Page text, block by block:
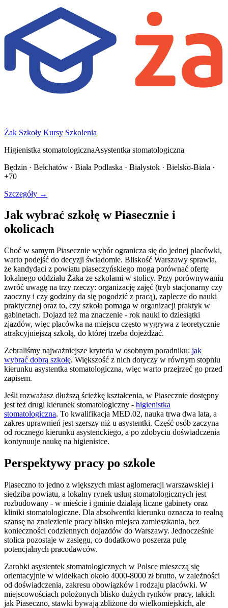
Żak Szkoły Kursy Szkolenia
Higienistka stomatologicznaAsystentka stomatologiczna
Będzin · Bełchatów · Biała Podlaska · Białystok · Bielsko-Biała ·
+70
Szczegóły →
Jak wybrać szkołę w Piasecznie i
okolicach
Choć w samym Piasecznie wybór ogranicza się do jednej placówki,
warto podejść do decyzji świadomie. Bliskość Warszawy sprawia,
że kandydaci z powiatu piaseczyńskiego mogą porównać ofertę
lokalnego oddziału Żaka ze szkołami w stolicy. Przy porównywaniu
zwróć uwagę na trzy rzeczy: organizację zajęć (tryb stacjonarny czy
zaoczny i czy godziny da się pogodzić z pracą), zaplecze do nauki
praktycznej oraz to, czy szkoła pomaga w organizacji praktyk w
gabinetach. Dojazd też ma znaczenie - rok nauki to dziesiątki
zjazdów, więc placówka na miejscu często wygrywa z teoretycznie
atrakcyjniejszą szkołą, do której trzeba dojeżdżać.
Zebraliśmy najważniejsze kryteria w osobnym poradniku: jak
wybrać dobrą szkołę. Większość z nich dotyczy w równym stopniu
kierunku asystentka stomatologiczna, więc warto przejrzeć go przed
zapisem.
Jeśli rozważasz dłuższą ścieżkę kształcenia, w Piasecznie dostępny
jest też drugi kierunek stomatologiczny - higienistka
stomatologiczna. To kwalifikacja MED.02, nauka trwa dwa lata, a
zakres uprawnień jest szerszy niż u asystentki. Część osób zaczyna
od rocznego kierunku asystenckiego, a po zdobyciu doświadczenia
kontynuuje naukę na higienistce.
Perspektywy pracy po szkole
Piaseczno to jedno z większych miast aglomeracji warszawskiej i
siedziba powiatu, a lokalny rynek usług stomatologicznych jest
rozbudowany - w mieście i gminie działają liczne gabinety oraz
kliniki stomatologiczne. Dla absolwentki kierunku oznacza to realną
szansę na znalezienie pracy blisko miejsca zamieszkania, bez
konieczności codziennych dojazdów do Warszawy. Jednocześnie
stolica pozostaje w zasięgu, co dodatkowo poszerza pulę
potencjalnych pracodawców.
Zarobki asystentek stomatologicznych w Polsce mieszczą się
orientacyjnie w widełkach około 4000-8000 zł brutto, w zależności
od doświadczenia, zakresu obowiązków i rodzaju placówki. W
miejscowościach położonych blisko dużych rynków pracy, takich
jak Piaseczno, stawki bywają zbliżone do wielkomiejskich, ale